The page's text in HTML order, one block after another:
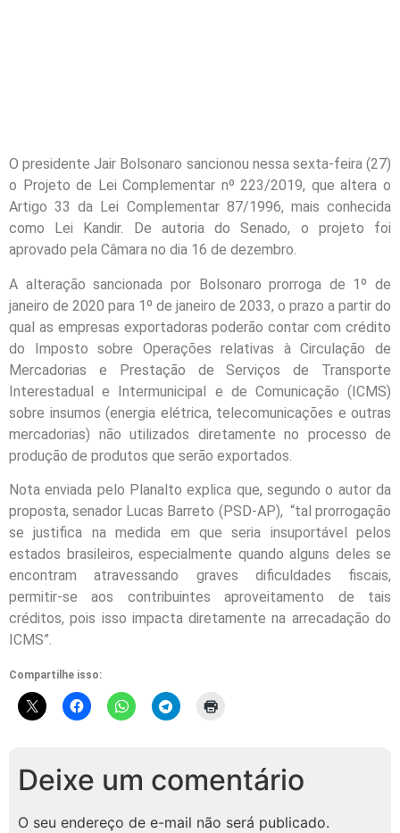
O presidente Jair Bolsonaro sancionou nessa sexta-feira (27)
o Projeto de Lei Complementar nº 223/2019, que altera o
Artigo 33 da Lei Complementar 87/1996, mais conhecida
como Lei Kandir. De autoria do Senado, o projeto foi
aprovado pela Câmara no dia 16 de dezembro.
A alteração sancionada por Bolsonaro prorroga de 1º de
janeiro de 2020 para 1º de janeiro de 2033, o prazo a partir do
qual as empresas exportadoras poderão contar com crédito
do Imposto sobre Operações relativas à Circulação de
Mercadorias e Prestação de Serviços de Transporte
Interestadual e Intermunicipal e de Comunicação (ICMS)
sobre insumos (energia elétrica, telecomunicações e outras
mercadorias) não utilizados diretamente no processo de
produção de produtos que serão exportados.
Nota enviada pelo Planalto explica que, segundo o autor da
proposta, senador Lucas Barreto (PSD-AP), “tal prorrogação
se justifica na medida em que seria insuportável pelos
estados brasileiros, especialmente quando alguns deles se
encontram atravessando graves dificuldades fiscais,
permitir-se aos contribuintes aproveitamento de tais
créditos, pois isso impacta diretamente na arrecadação do
ICMS”.
Compartilhe isso:
Deixe um comentário
O seu endereço de e-mail não será publicado.